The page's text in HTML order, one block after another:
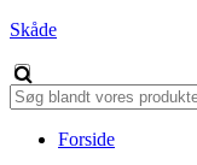
Skåde
Forside